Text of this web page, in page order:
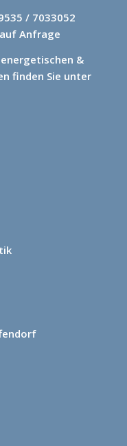
/ 7033052
Anfrage
&
finden Sie unter